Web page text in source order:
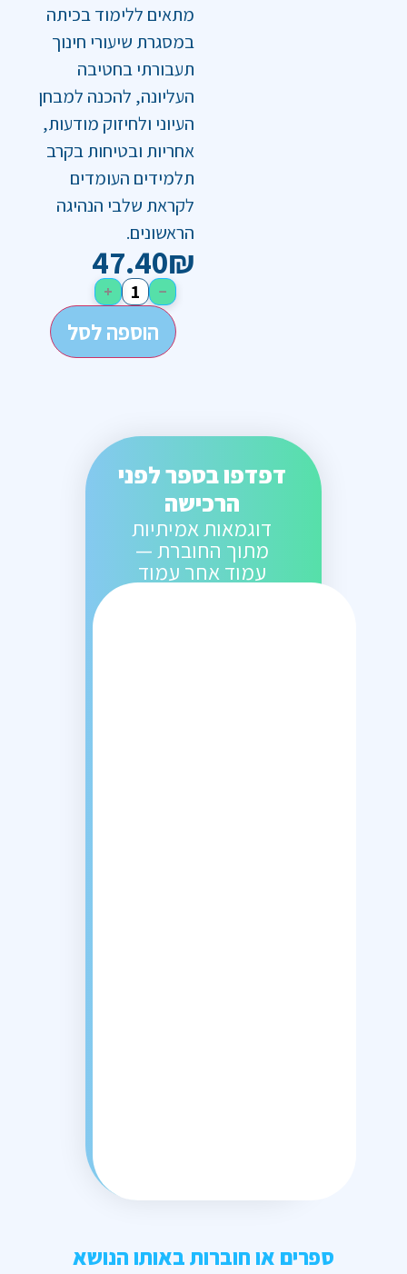
מתאים ללימוד בכיתה
במסגרת שיעורי חינוך
תעבורתי בחטיבה
העליונה, להכנה למבחן
העיוני ולחיזוק מודעות,
אחריות ובטיחות בקרב
תלמידים העומדים
לקראת שלבי הנהיגה
הראשונים.
47.40₪
−
+
הוספה לסל
דפדפו בספר לפני
הרכישה
דוגמאות אמיתיות
מתוך החוברת —
עמוד אחר עמוד
ספרים או חוברות באותו הנושא